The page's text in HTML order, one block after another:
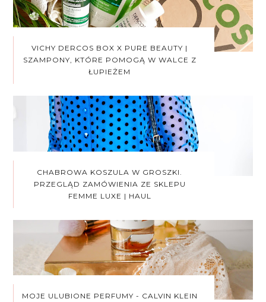
VICHY DERCOS BOX X PURE BEAUTY |
SZAMPONY, KTÓRE POMOGĄ W WALCE Z
ŁUPIEŻEM
CHABROWA KOSZULA W GROSZKI.
PRZEGLĄD ZAMÓWIENIA ZE SKLEPU
FEMME LUXE | HAUL
MOJE ULUBIONE PERFUMY - CALVIN KLEIN